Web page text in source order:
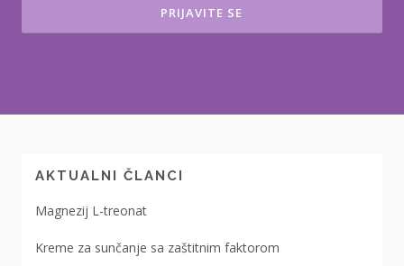
AKTUALNI ČLANCI
Magnezij L-treonat
Kreme za sunčanje sa zaštitnim faktorom